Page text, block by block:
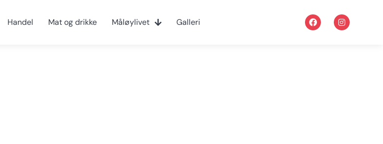
Handel Mat og drikke Måløylivet Galleri